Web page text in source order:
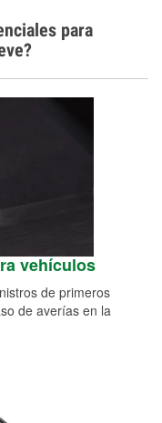
para
vehículos
de primeros
de averías en la